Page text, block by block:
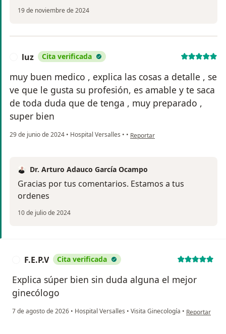
19 de noviembre de 2024
luz Cita verificada
muy buen medico , explica las cosas a detalle , se
ve que le gusta su profesión, es amable y te saca
de toda duda que de tenga , muy preparado ,
super bien
29 de junio de 2024 • Hospital Versalles • • en opinión del usuario luz
Reportar
Dr. Arturo Adauco García Ocampo
Gracias por tus comentarios. Estamos a tus
ordenes
10 de julio de 2024
F.E.P.V Cita verificada
Explica súper bien sin duda alguna el mejor
ginecólogo
7 de agosto de 2026 • Hospital Versalles • Visita Ginecología • en opinión del
Reportar